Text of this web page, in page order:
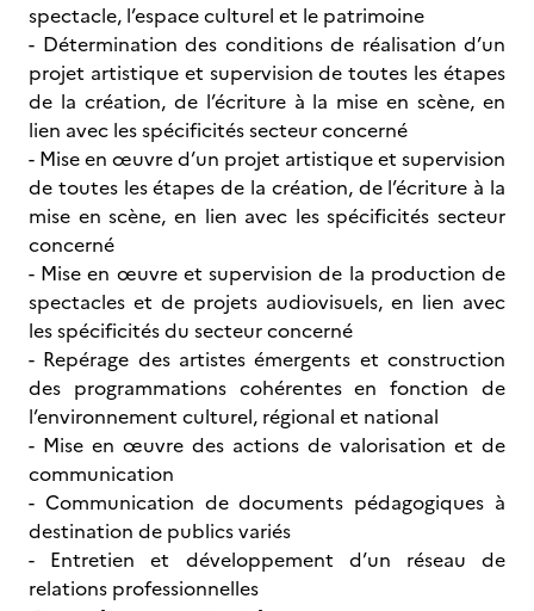
spectacle, l’espace culturel et le patrimoine
- Détermination des conditions de réalisation d’un
projet artistique et supervision de toutes les étapes
de la création, de l’écriture à la mise en scène, en
lien avec les spécificités secteur concerné
- Mise en œuvre d’un projet artistique et supervision
de toutes les étapes de la création, de l’écriture à la
mise en scène, en lien avec les spécificités secteur
concerné
- Mise en œuvre et supervision de la production de
spectacles et de projets audiovisuels, en lien avec
les spécificités du secteur concerné
- Repérage des artistes émergents et construction
des programmations cohérentes en fonction de
l’environnement culturel, régional et national
- Mise en œuvre des actions de valorisation et de
communication
- Communication de documents pédagogiques à
destination de publics variés
- Entretien et développement d’un réseau de
relations professionnelles